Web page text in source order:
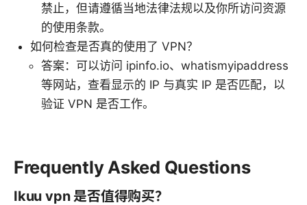
禁止，但请遵循当地法律法规以及你所访问资源
的使用条款。
如何检查是否真的使用了 VPN？
答案：可以访问 ipinfo.io、whatismyipaddress
等网站，查看显示的 IP 与真实 IP 是否匹配，以
验证 VPN 是否工作。
Frequently Asked Questions
Ikuu vpn 是否值得购买？